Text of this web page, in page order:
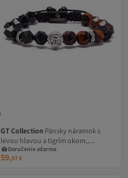
GT Collection Pánsky náramok s
levou hlavou a tigrím okom,
energetickými kameňmi ÓNIX,
univerzálna veľkosť a nastaviteľná
Doručenie zdarma
59,97€